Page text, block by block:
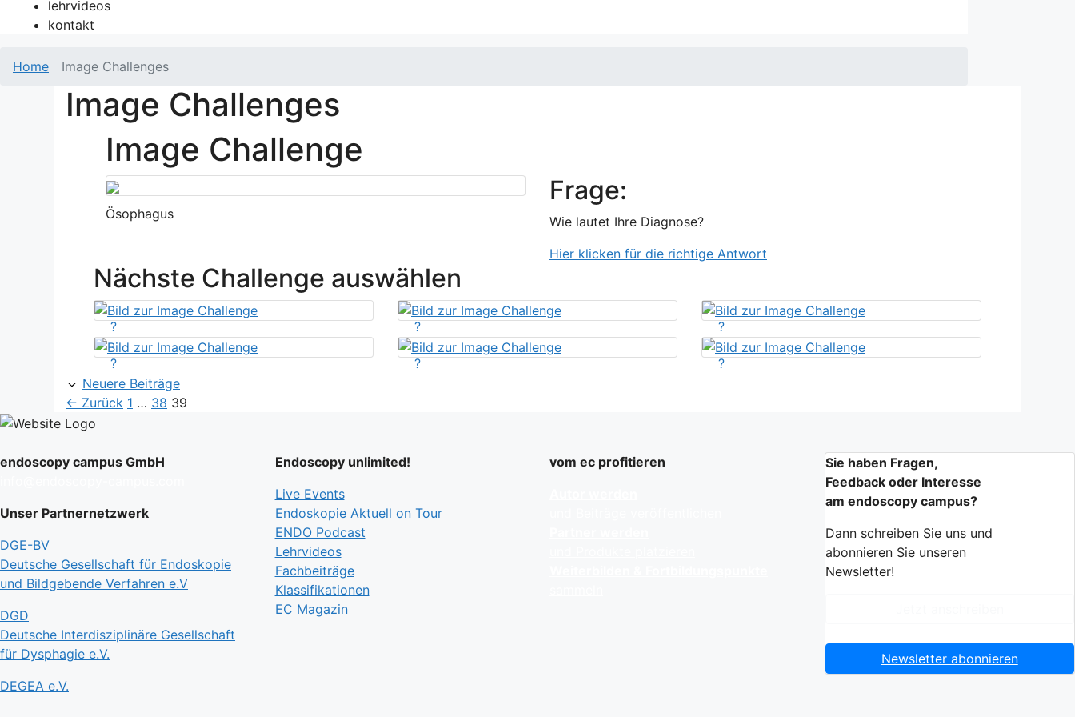
lehrvideos
kontakt
Home Image Challenges
Image Challenges
Image Challenge
Ösophagus
Frage:
Wie lautet Ihre Diagnose?
Hier klicken für die richtige Antwort
Nächste Challenge auswählen
? ? ?
? ?
?
Neuere Beiträge
← Zurück Seite
1 … Seite
38 Seite
39
endoscopy campus GmbH
Unser Partnernetzwerk
DGE-BV
Deutsche Gesellschaft für Endoskopie
und Bildgebende Verfahren e.V
DGD
Deutsche Interdisziplinäre Gesellschaft
für Dysphagie e.V.
DEGEA e.V.
Endoscopy unlimited!
Live Events
Endoskopie Aktuell on Tour
ENDO Podcast
Lehrvideos
Fachbeiträge
Klassifikationen
EC Magazin
vom ec profitieren
Sie haben Fragen,
Feedback oder Interesse
am endoscopy campus?
Dann schreiben Sie uns und
abonnieren Sie unseren
Newsletter!
Newsletter abonnieren